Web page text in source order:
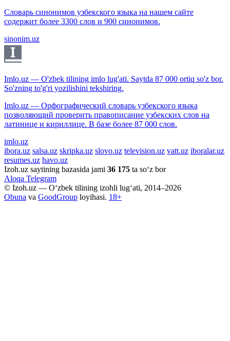
Словарь синонимов узбекского языка на нашем сайте
содержит более 3300 слов и 900 синонимов.
sinonim.uz
Imlo.uz — O'zbek tilining imlo lug'ati. Saytda 87 000 ortiq so'z bor.
So'zning to'g'ri yozilishini tekshiring.
Imlo.uz — Орфографический словарь узбекского языка
позволяющий проверить правописание узбекских слов на
латинице и кириллице. В базе более 87 000 слов.
imlo.uz
ibora.uz salsa.uz skripka.uz slovo.uz television.uz vatt.uz iboralar.uz
resumes.uz havo.uz
Izoh.uz saytining bazasida jami 36 175 ta so‘z bor
Aloqa Telegram
© Izoh.uz — O‘zbek tilining izohli lug‘ati, 2014–2026
Obuna va GoodGroup loyihasi. 18+